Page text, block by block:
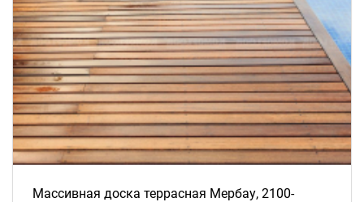
Массивная доска террасная Мербау, 2100-